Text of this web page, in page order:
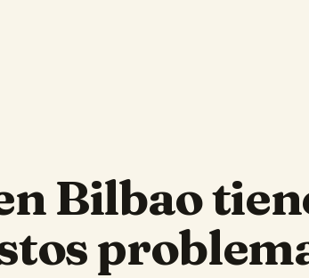
Bilbao